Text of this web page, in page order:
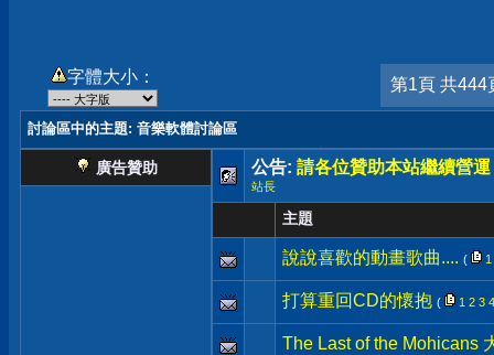
字體大小： 第1頁 共444
討論區中的主題: 音樂軟體討論區
廣告贊助 公告: 請各位贊助本站繼續營運
站長
主題
說說喜歡的動畫歌曲.... ( 1
打算重回CD的懷抱 ( 1 2 3 4
The Last of the Mohicans